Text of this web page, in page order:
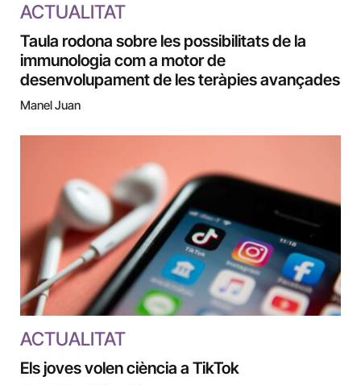
ACTUALITAT
Taula rodona sobre les possibilitats de la
immunologia com a motor de
desenvolupament de les teràpies avançades
Manel Juan
ACTUALITAT
Els joves volen ciència a TikTok